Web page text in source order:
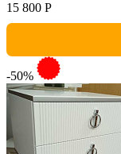
15 800 Р
-50%